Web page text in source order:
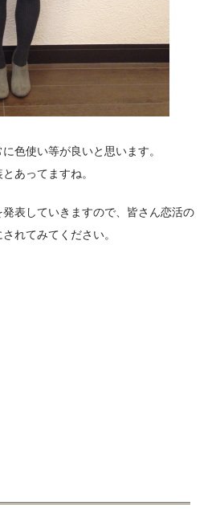
色使い等が良いと思います。
あってますね。
表していきますので、皆さん恋活の
れてみてください。